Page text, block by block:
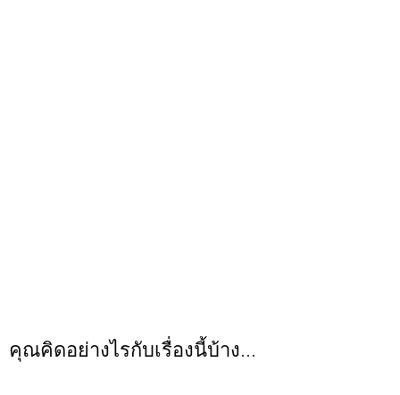
คุณคิดอย่างไรกับเรื่องนี้บ้าง...